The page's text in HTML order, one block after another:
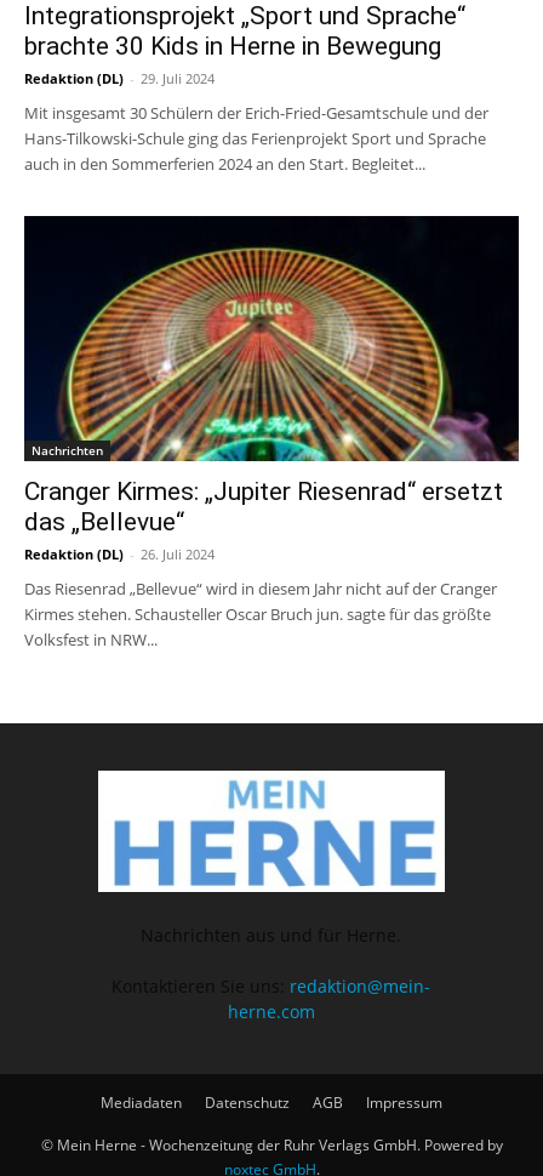
Integrationsprojekt „Sport und Sprache“
brachte 30 Kids in Herne in Bewegung
Redaktion (DL) - 29. Juli 2024
Mit insgesamt 30 Schülern der Erich-Fried-Gesamtschule und der
Hans-Tilkowski-Schule ging das Ferienprojekt Sport und Sprache
auch in den Sommerferien 2024 an den Start. Begleitet...
Nachrichten
Cranger Kirmes: „Jupiter Riesenrad“ ersetzt
das „Bellevue“
Redaktion (DL) - 26. Juli 2024
Das Riesenrad „Bellevue“ wird in diesem Jahr nicht auf der Cranger
Kirmes stehen. Schausteller Oscar Bruch jun. sagte für das größte
Volksfest in NRW...
Nachrichten aus und für Herne.
Kontaktieren Sie uns: redaktion@mein-
herne.com
Mediadaten Datenschutz AGB Impressum
© Mein Herne - Wochenzeitung der Ruhr Verlags GmbH. Powered by
noxtec GmbH.